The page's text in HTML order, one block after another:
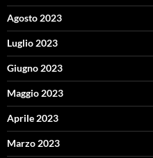
Agosto 2023
Luglio 2023
Giugno 2023
Maggio 2023
Aprile 2023
Marzo 2023